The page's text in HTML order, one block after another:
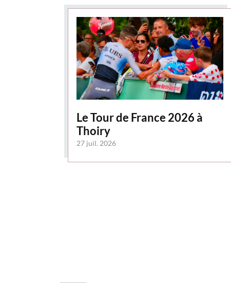
Le Tour de France 2026 à
Thoiry
27 juil. 2026